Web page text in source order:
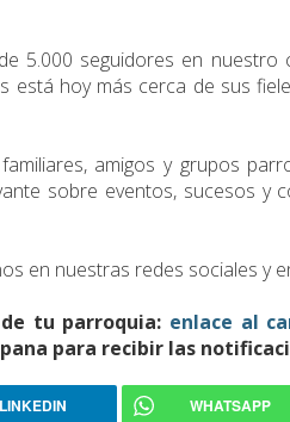
5.000 seguidores en nuestro
está hoy más cerca de sus
amigos y grupos
sobre eventos, sucesos y
en nuestras redes sociales y
tu parroquia: enlace al
para recibir las
LINKEDIN WHATSAPP